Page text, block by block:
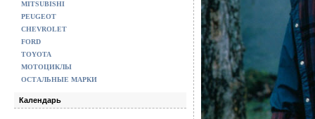
MITSUBISHI
PEUGEOT
CHEVROLET
FORD
TOYOTA
МОТОЦИКЛЫ
ОСТАЛЬНЫЕ МАРКИ
Календарь